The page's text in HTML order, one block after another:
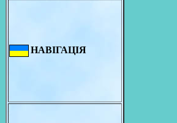
НАВІГАЦІЯ